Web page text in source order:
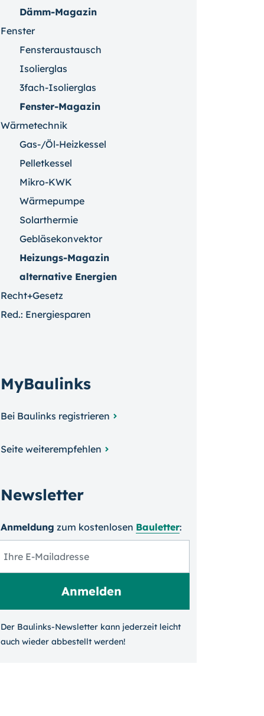
Dämm-Magazin
Fenster
Fensteraustausch
Isolierglas
3fach-Isolierglas
Fenster-Magazin
Wärmetechnik
Gas-/Öl-Heizkessel
Pelletkessel
Mikro-KWK
Wärmepumpe
Solarthermie
Gebläsekonvektor
Heizungs-Magazin
alternative Energien
Recht+Gesetz
Red.: Energiesparen
MyBaulinks
Bei Baulinks registrieren
Seite weiterempfehlen
Newsletter
Anmeldung zum kosten­losen Bauletter:
Der Baulinks-Newsletter kann jeder­zeit leicht
auch wieder ab­bestellt werden!